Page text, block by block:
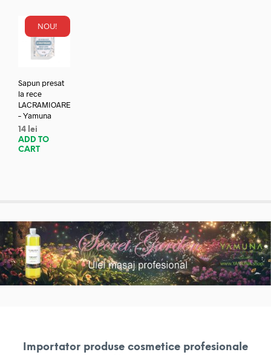
NOU!
Sapun presat
la rece
LACRAMIOARE
– Yamuna
14 lei
ADD TO
CART
Importator produse cosmetice profesionale